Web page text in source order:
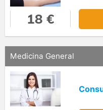
18 €
Medicina General